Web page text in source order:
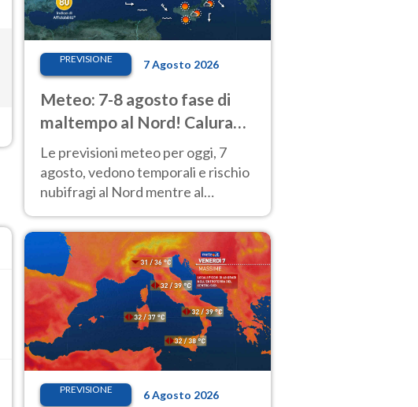
PREVISIONE 7 Agosto 2026
Meteo: 7-8 agosto fase di
maltempo al Nord! Calura
fino a Ferragosto
Le previsioni meteo per oggi, 7
agosto, vedono temporali e rischio
nubifragi al Nord mentre al
molto intenso.
PREVISIONE 6 Agosto 2026